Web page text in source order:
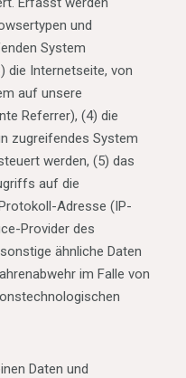
und
System
die Internetseite, von
auf unsere
Referrer), (4) die
zugreifendes System
werden, (5) das
auf die
Adresse (IP-
Provider des
ähnliche Daten
im Falle von
Daten und